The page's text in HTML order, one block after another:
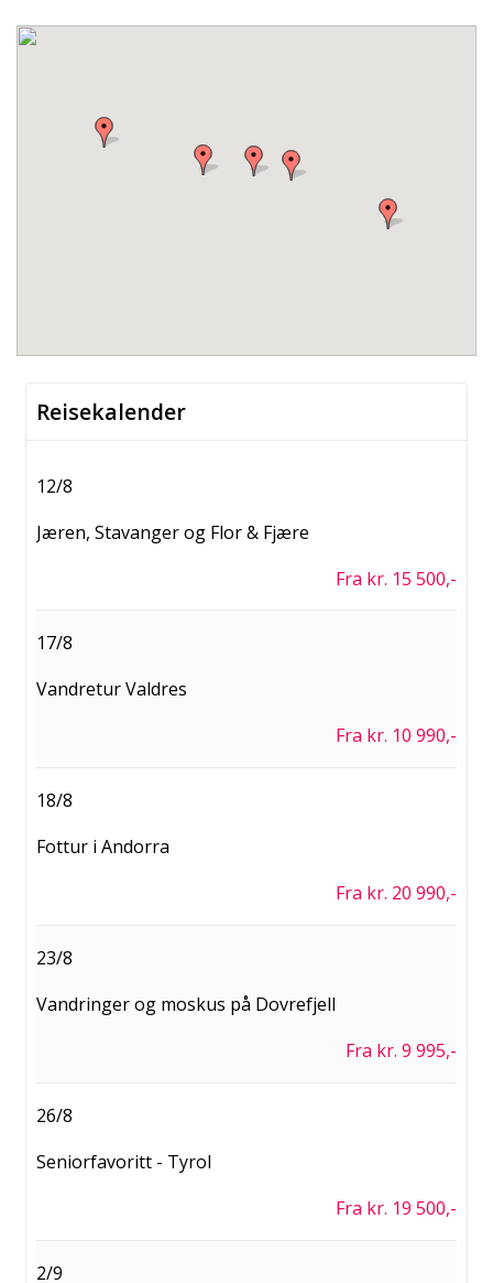
Reisekalender
12/8
Jæren, Stavanger og Flor & Fjære
Fra kr. 15 500,-
17/8
Vandretur Valdres
Fra kr. 10 990,-
18/8
Fottur i Andorra
Fra kr. 20 990,-
23/8
Vandringer og moskus på Dovrefjell
Fra kr. 9 995,-
26/8
Seniorfavoritt - Tyrol
Fra kr. 19 500,-
2/9